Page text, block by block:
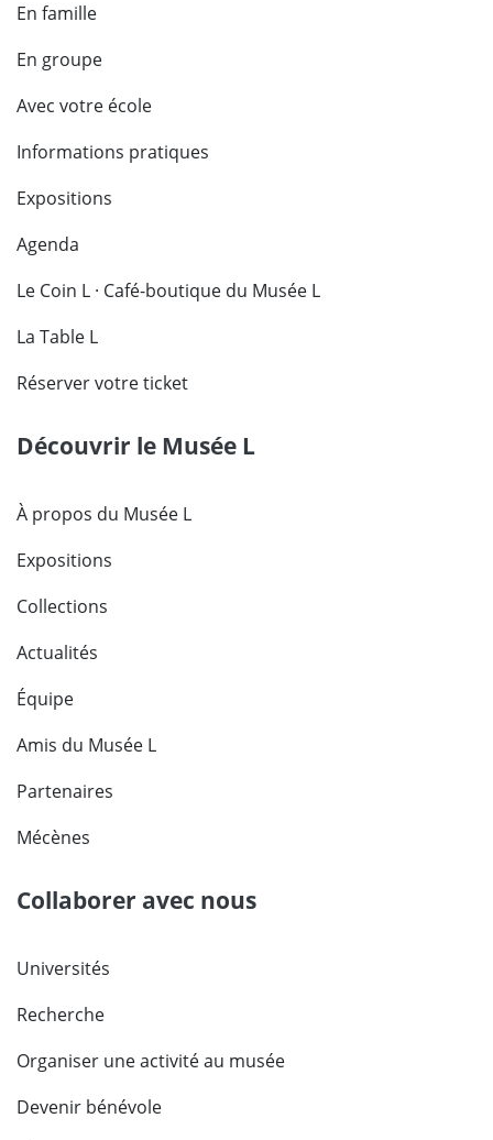
En famille
En groupe
Avec votre école
Informations pratiques
Expositions
Agenda
Le Coin L · Café-boutique du Musée L
La Table L
Réserver votre ticket
Découvrir le Musée L
À propos du Musée L
Expositions
Collections
Actualités
Équipe
Amis du Musée L
Partenaires
Mécènes
Collaborer avec nous
Universités
Recherche
Organiser une activité au musée
Devenir bénévole